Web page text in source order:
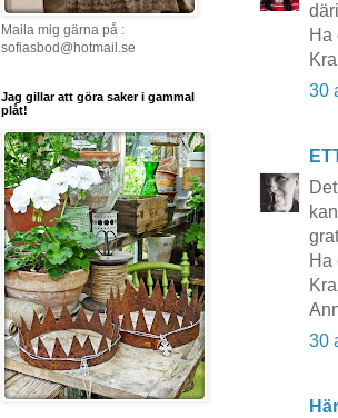
Ha
30
Ha
30
Maila mig gärna på :
sofiasbod@hotmail.se
Jag gillar att göra saker i gammal
plåt!